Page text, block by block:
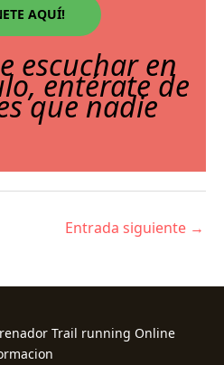
AQUÍ!
escuchar en
entérate de
que nadie
Entrada siguiente →
Trail running Online